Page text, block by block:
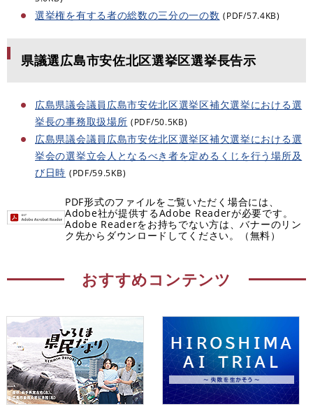
選挙権を有する者の総数の三分の一の数 (PDF/57.4KB)
県議選広島市安佐北区選挙区選挙長告示
広島県議会議員広島市安佐北区選挙区補欠選挙における選
挙長の事務取扱場所 (PDF/50.5KB)
広島県議会議員広島市安佐北区選挙区補欠選挙における選
挙会の選挙立会人となるべき者を定めるくじを行う場所及
び日時 (PDF/59.5KB)
PDF形式のファイルをご覧いただく場合には、
Adobe社が提供するAdobe Readerが必要です。
Adobe Readerをお持ちでない方は、バナーのリン
ク先からダウンロードしてください。（無料）
おすすめコンテンツ